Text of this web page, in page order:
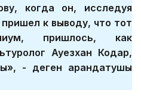
когда он, исследуя
к выводу, что тот
пришлось, как
Ауезхан Кодар,
- деген арандатушы